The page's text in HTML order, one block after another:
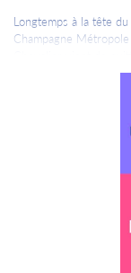
Longtemps à la tête
Champagne
non sans regretter